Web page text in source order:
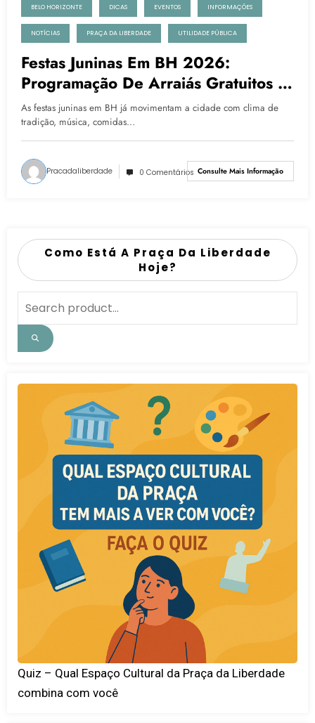
BELO HORIZONTE DICAS EVENTOS INFORMAÇÕES
NOTÍCIAS PRAÇA DA LIBERDADE UTILIDADE PÚBLICA
Festas Juninas Em BH 2026:
Programação De Arraiás Gratuitos E
Pagos Em Belo Horizonte
As festas juninas em BH já movimentam a cidade com clima de
tradição, música, comidas…
Pracadaliberdade 0 Comentários Consulte Mais Informação
Como Está A Praça Da Liberdade
Hoje?
Quiz – Qual Espaço Cultural da Praça da Liberdade
combina com você